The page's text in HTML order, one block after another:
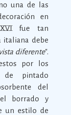
una de las
en
fue tan
italiana debe
diferente".
por los
pintado
del
borrado y
un estilo de